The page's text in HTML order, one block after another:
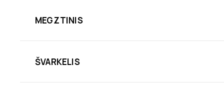
MEGZTINIS
ŠVARKELIS